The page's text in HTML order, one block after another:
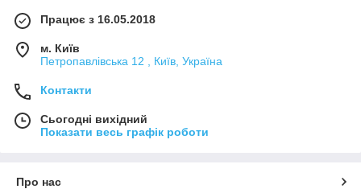
Працює з 16.05.2018
м. Київ
Петропавлівська 12 , Київ, Україна
Контакти
Сьогодні вихідний
Показати весь графік роботи
Про нас